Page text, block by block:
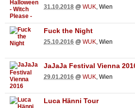
31.10.2018 @ WUK, Wien
Fuck the Night
25.10.2016 @ WUK, Wien
JaJaJa Festival Vienna
29.01.2016 @ WUK, Wien
Luca Hänni Tour